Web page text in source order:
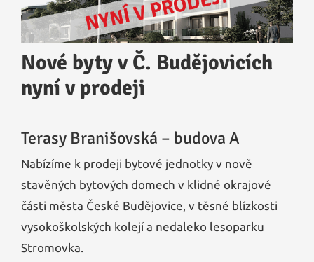
Nové byty v Č. Budějovicích
nyní v prodeji
Terasy Branišovská – budova A
Nabízíme k prodeji bytové jednotky v nově
stavěných bytových domech v klidné okrajové
části města České Budějovice, v těsné blízkosti
vysokoškolských kolejí a nedaleko lesoparku
Stromovka.